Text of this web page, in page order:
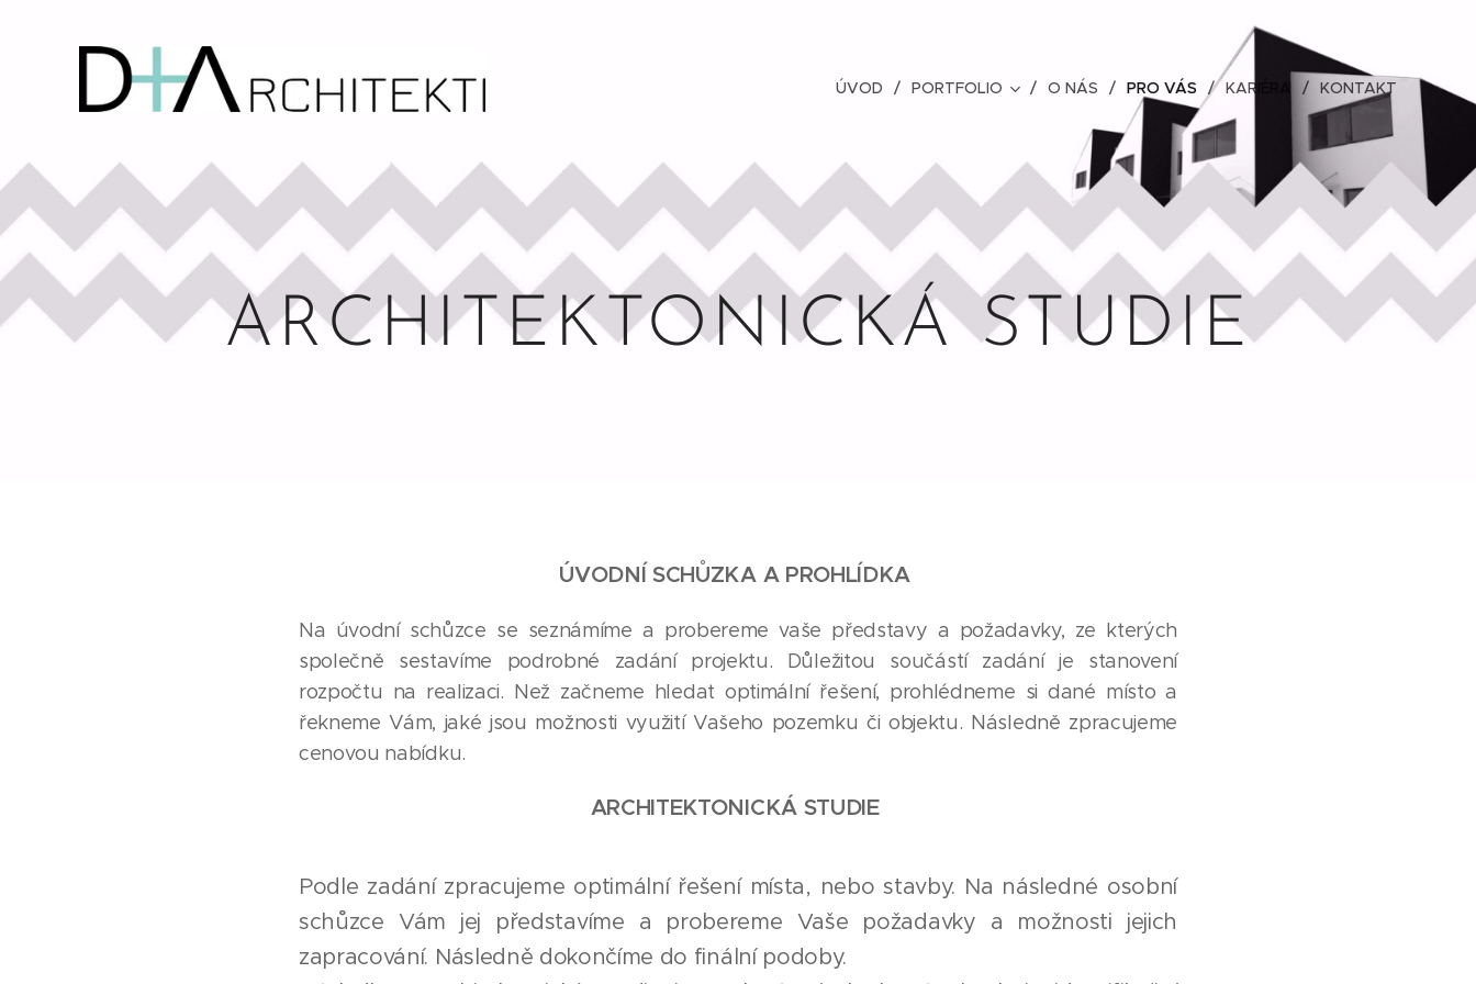
ÚVOD PORTFOLIO O NÁS PRO VÁS KARIÉRA KONTAKT
ARCHITEKTONICKÁ STUDIE
ÚVODNÍ SCHŮZKA A PROHLÍDKA
Na úvodní schůzce se seznámíme a probereme vaše představy a požadavky, ze kterých
společně sestavíme podrobné zadání projektu. Důležitou součástí zadání je stanovení
rozpočtu na realizaci. Než začneme hledat optimální řešení, prohlédneme si dané místo a
řekneme Vám, jaké jsou možnosti využití Vašeho pozemku či objektu. Následně zpracujeme
cenovou nabídku.
ARCHITEKTONICKÁ STUDIE
Podle zadání zpracujeme optimální řešení místa, nebo stavby. Na následné osobní
schůzce Vám jej představíme a probereme Vaše požadavky a možnosti jejich
zapracování. Následně dokončíme do finální podoby.